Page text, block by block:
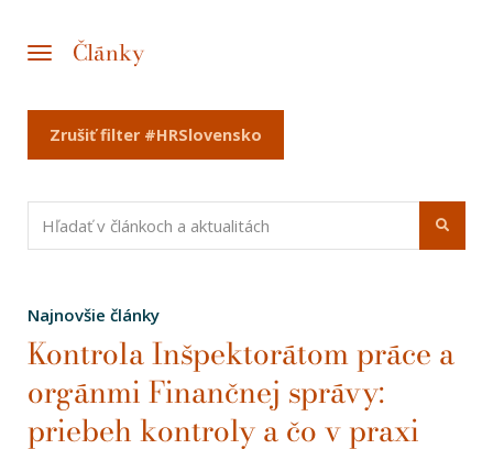
Články
Zrušiť filter #HRSlovensko
Najnovšie články
Kontrola Inšpektorátom práce a
orgánmi Finančnej správy:
priebeh kontroly a čo v praxi